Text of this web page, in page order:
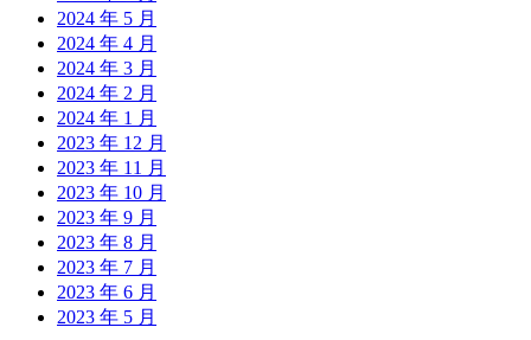
2024 年 5 月
2024 年 4 月
2024 年 3 月
2024 年 2 月
2024 年 1 月
2023 年 12 月
2023 年 11 月
2023 年 10 月
2023 年 9 月
2023 年 8 月
2023 年 7 月
2023 年 6 月
2023 年 5 月